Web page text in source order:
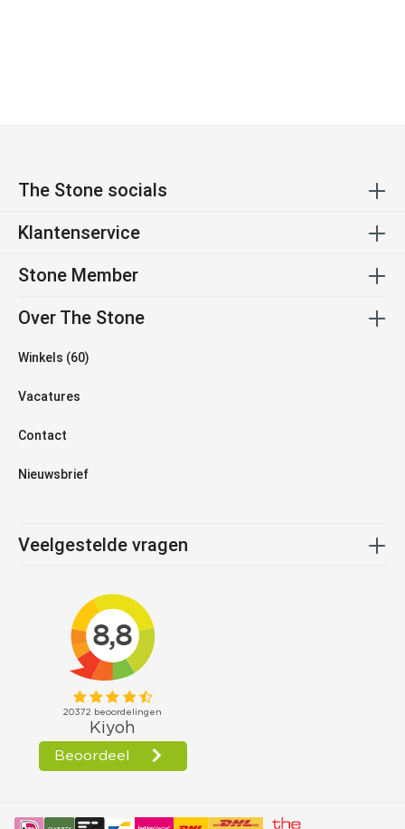
The Stone socials
Klantenservice
Stone Member
Over The Stone
Winkels (60)
Vacatures
Contact
Nieuwsbrief
Veelgestelde vragen